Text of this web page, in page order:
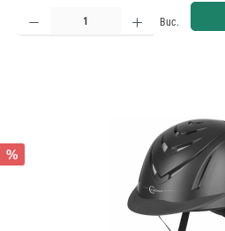
Cantitate produs: Introduceți cantitatea dorită sau
Buc.
%